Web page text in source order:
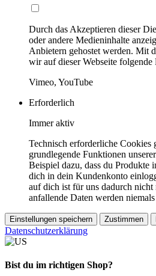
Durch das Akzeptieren dieser
oder andere Medieninhalte
Anbietern gehostet werden. Mit
wir auf dieser Webseite folgende
Vimeo, YouTube
Erforderlich
Immer aktiv
Technisch erforderliche Cookies
grundlegende Funktionen
Beispiel dazu, dass du Produkte
dich in dein Kundenkonto
auf dich ist für uns dadurch
anfallende Daten werden
Einstellungen speichern Zustimmen
Datenschutzerklärung
Bist du im richtigen Shop?